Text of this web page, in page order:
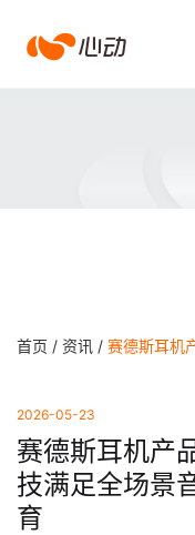
爱搜索结果
首页 / 资讯 /
2026-05-23
赛德斯耳机产
技满足全场景
育